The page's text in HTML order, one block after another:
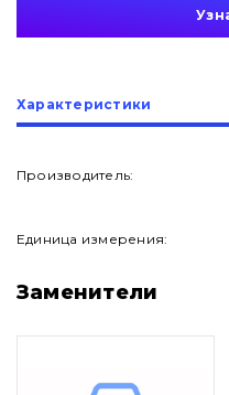
Характеристики
Производитель:
Единица измерения:
Заменители